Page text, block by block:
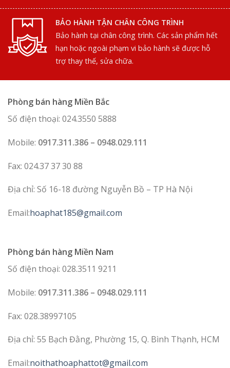
BẢO HÀNH TẬN CHÂN CÔNG TRÌNH
Bảo hành tại chân công trình. Các sản phẩm hết
hạn hoặc ngoài phạm vi bảo hành sẽ được hỗ
trợ thay thế, sửa chữa.
Phòng bán hàng Miền Bắc
Số điện thoại: 024.3550 5888
Mobile: 0917.311.386 – 0948.029.111
Fax: 024.37 37 30 88
Địa chỉ: Số 16-18 đường Nguyễn Bồ – TP Hà Nội
Email:hoaphat185@gmail.com
Phòng bán hàng Miền Nam
Số điện thoại: 028.3511 9211
Mobile: 0917.311.386 – 0948.029.111
Fax: 028.38997105
Địa chỉ: 55 Bạch Đằng, Phường 15, Q. Bình Thạnh, HCM
Email:noithathoaphattot@gmail.com